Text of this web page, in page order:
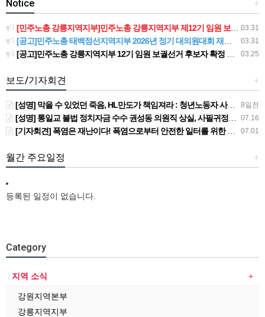
+
Notice
03.31
[민주노총 강릉지역지부]민주노총 강릉지역지부 제12기 임원 보궐선거결과 공고
03.31
[공고]민주노총 태백정선지역지부 2026년 정기 대의원대회 재소집 건
03.25
[공고]민주노총 강릉지역지부 12기 임원 보궐선거 후보자 확정 공고
+
보도/기자회견
8일전
[성명] 막을 수 있었던 죽음, HL만도가 책임져라 : 청년노동자 사망사고의 철저한 진상규명과 재발방지 대책 마련하라
07.16
[성명] 통일교 불법 정치자금 수수 권성동 의원직 상실, 사필귀정이다
07.01
[기자회견] 폭염은 재난이다! 폭염으로부터 안전한 일터를 위한 민주노총 강원지역본부 폭염감시단 선포 기자회견
+
월간 주요일정
등록된 일정이 없습니다.
Category
지역 소식
강원지역본부
강릉지역지부